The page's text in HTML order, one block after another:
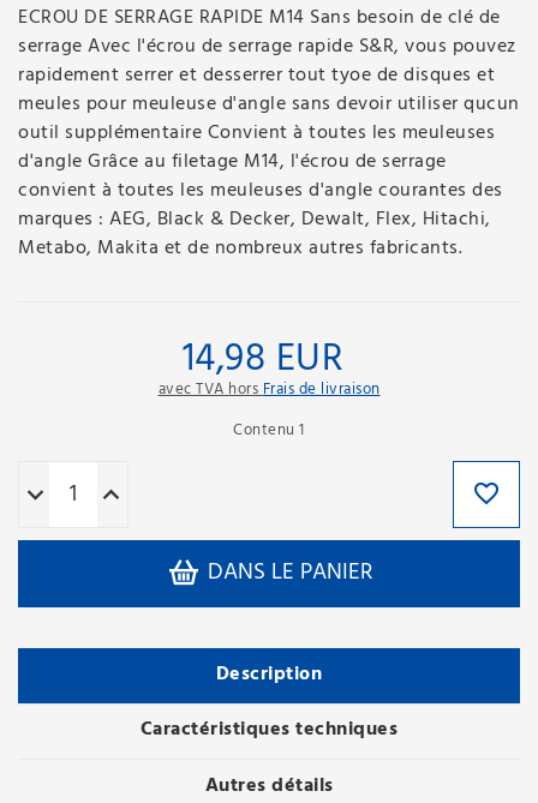
ECROU DE SERRAGE RAPIDE M14 Sans besoin de clé de
serrage Avec l'écrou de serrage rapide S&R, vous pouvez
rapidement serrer et desserrer tout tyoe de disques et
meules pour meuleuse d'angle sans devoir utiliser qucun
outil supplémentaire Convient à toutes les meuleuses
d'angle Grâce au filetage M14, l'écrou de serrage
convient à toutes les meuleuses d'angle courantes des
marques : AEG, Black & Decker, Dewalt, Flex, Hitachi,
Metabo, Makita et de nombreux autres fabricants.
14,98 EUR
avec TVA horsFrais de livraison
Contenu1
DANS LE PANIER
Description
Caractéristiques techniques
Autres détails